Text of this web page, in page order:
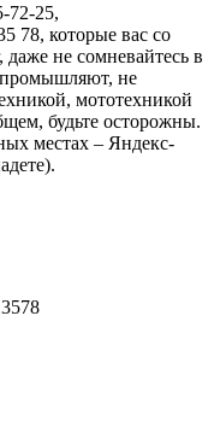
72-25,
78, которые вас со
даже не сомневайтесь в
промышляют, не
мототехникой
будьте осторожны.
местах – Яндекс-